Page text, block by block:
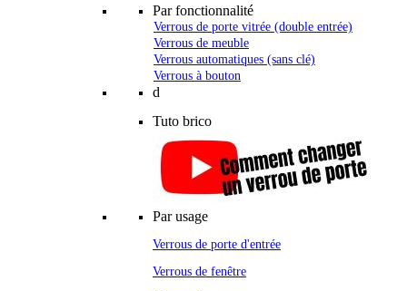
Par fonctionnalité
Verrous de porte vitrée (double entrée)
Verrous de meuble
Verrous automatiques (sans clé)
Verrous à bouton
d
Tuto brico
Par usage
Verrous de porte d'entrée
Verrous de fenêtre